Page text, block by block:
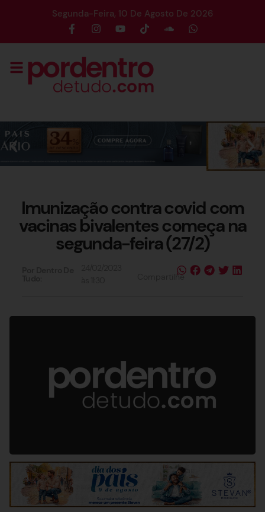
Segunda-Feira, 10 De Agosto De 2026
Imunização contra covid com
vacinas bivalentes começa na
segunda-feira (27/2)
Compartilhe